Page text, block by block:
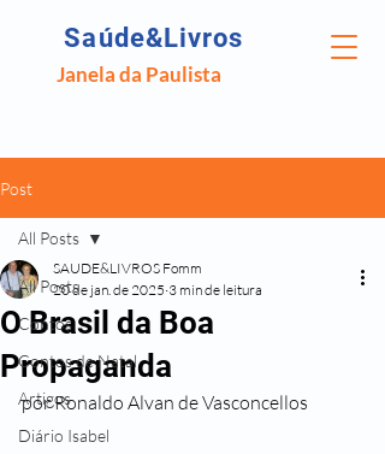
Saúde&Livros
Janela da Paulista
Post
All Posts
Contos
Contos de Natal
Artigos
Diário Isabel
All Posts
O Brasil da Boa
Propaganda
SAUDE&LIVROS Fomm
20 de jan. de 2025 3 min de leitura
por Ronaldo Alvan de Vasconcellos